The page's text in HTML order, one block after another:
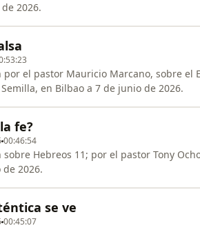
2026.
por el pastor Mauricio Marcano, sobre el
en Bilbao a 7 de junio de 2026.
fe?
00:46:54
sobre Hebreos 11; por el pastor Tony
de 2026.
se ve
00:45:07